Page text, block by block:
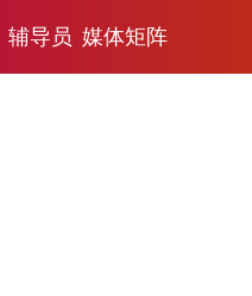
辅导员 媒体矩阵